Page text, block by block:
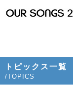
トピックス一覧
/TOPICS